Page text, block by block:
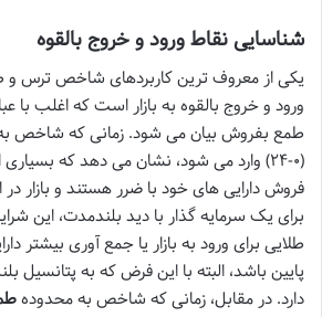
شناسایی نقاط ورود و خروج بالقوه
یکی از معروف ترین کاربردهای شاخص ترس و
ورود و خروج بالقوه به بازار است که اغلب با
طمع بفروش بیان می شود. زمانی که شاخص
(۰-۲۴) وارد می شود، نشان می دهد که
فروش دارایی های خود با ضرر هستند و بازار در
برای یک سرمایه گذار با دید بلندمدت، این
طلایی برای ورود به بازار یا جمع آوری بیشتر
پایین باشد، البته با این فرض که به پتانسیل
دارد. در مقابل، زمانی که شاخص به محدوده